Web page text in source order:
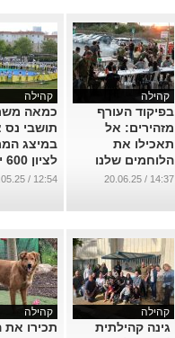
קהילה
בפיקוד העורף
מזהירים: אל
תאכילו את
הלוחמים שלנו
שבנס ציונה יותר
...
14:37 / 20.06.25
קהילה
כמאה
תושבי נס
במיצג
למלחמה
כולם !
12:54 / 30.05.25
קהילה
גינה קהילתית
קהילה
תכירו את